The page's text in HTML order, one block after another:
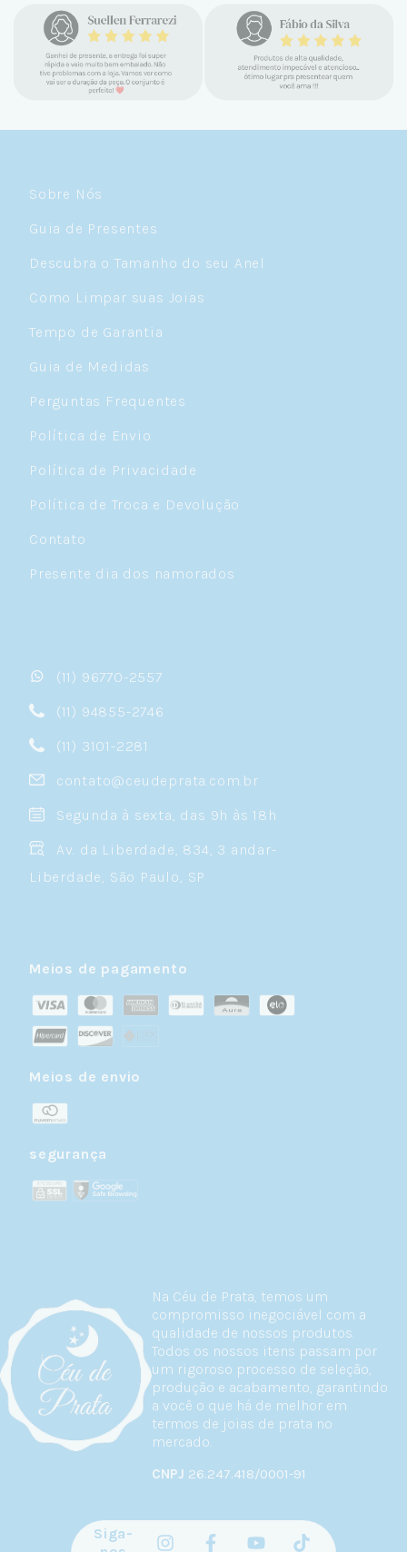
encontrar a Céu. Atendimento
personalizado, verdadeiras jóias prata 925,
mimos e brindes incríveis. Virei cliente fiel
e amo demais as pratas que são lindas, tem
um brilho incrível e preço super justo. Fora
Na Céu de Prata, temos um
compromisso inegociável com a
qualidade de nossos produtos.
Todos os nossos itens passam por
um rigoroso processo de seleção,
produção e acabamento, garantindo
a você o que há de melhor em
termos de joias de prata no
mercado.
CNPJ 26.247.418/0001-91
Sobre Nós
Guia de Presentes
Descubra o Tamanho do seu Anel
Como Limpar suas Joias
Tempo de Garantia
Guia de Medidas
Perguntas Frequentes
Política de Envio
Política de Privacidade
Política de Troca e Devolução
Contato
Presente dia dos namorados
(11) 96770-2557
(11) 94855-2746
(11) 3101-2281
contato@ceudeprata.com.br
Segunda à sexta, das 9h às 18h
Av. da Liberdade, 834, 3 andar-
Liberdade, São Paulo, SP
Meios de pagamento
Meios de envio
segurança
Siga-